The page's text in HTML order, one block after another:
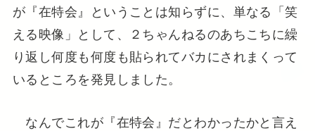
が『在特会』ということは知らずに、単なる「笑
える映像」として、２ちゃんねるのあちこちに繰
り返し何度も何度も貼られてバカにされまくって
いるところを発見しました。
なんでこれが『在特会』だとわかったかと言え